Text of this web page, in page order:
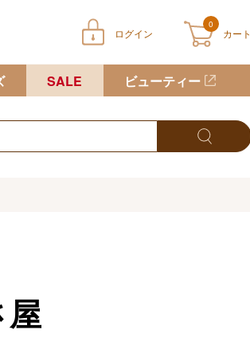
ログイン
0
カート
に商品が入っていません
SALE ビューティー
屋